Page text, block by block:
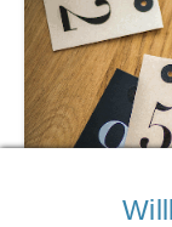
Feiertage